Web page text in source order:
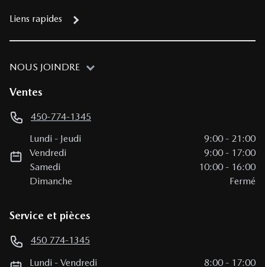
Liens rapides
NOUS JOINDRE
Ventes
450-774-1345
Lundi - Jeudi 9:00 - 21:00
Vendredi
9:00 - 17:00
Samedi
10:00 - 16:00
Dimanche
Fermé
Service et pièces
450 774-1345
Lundi -Vendredi 8:00 - 17:00